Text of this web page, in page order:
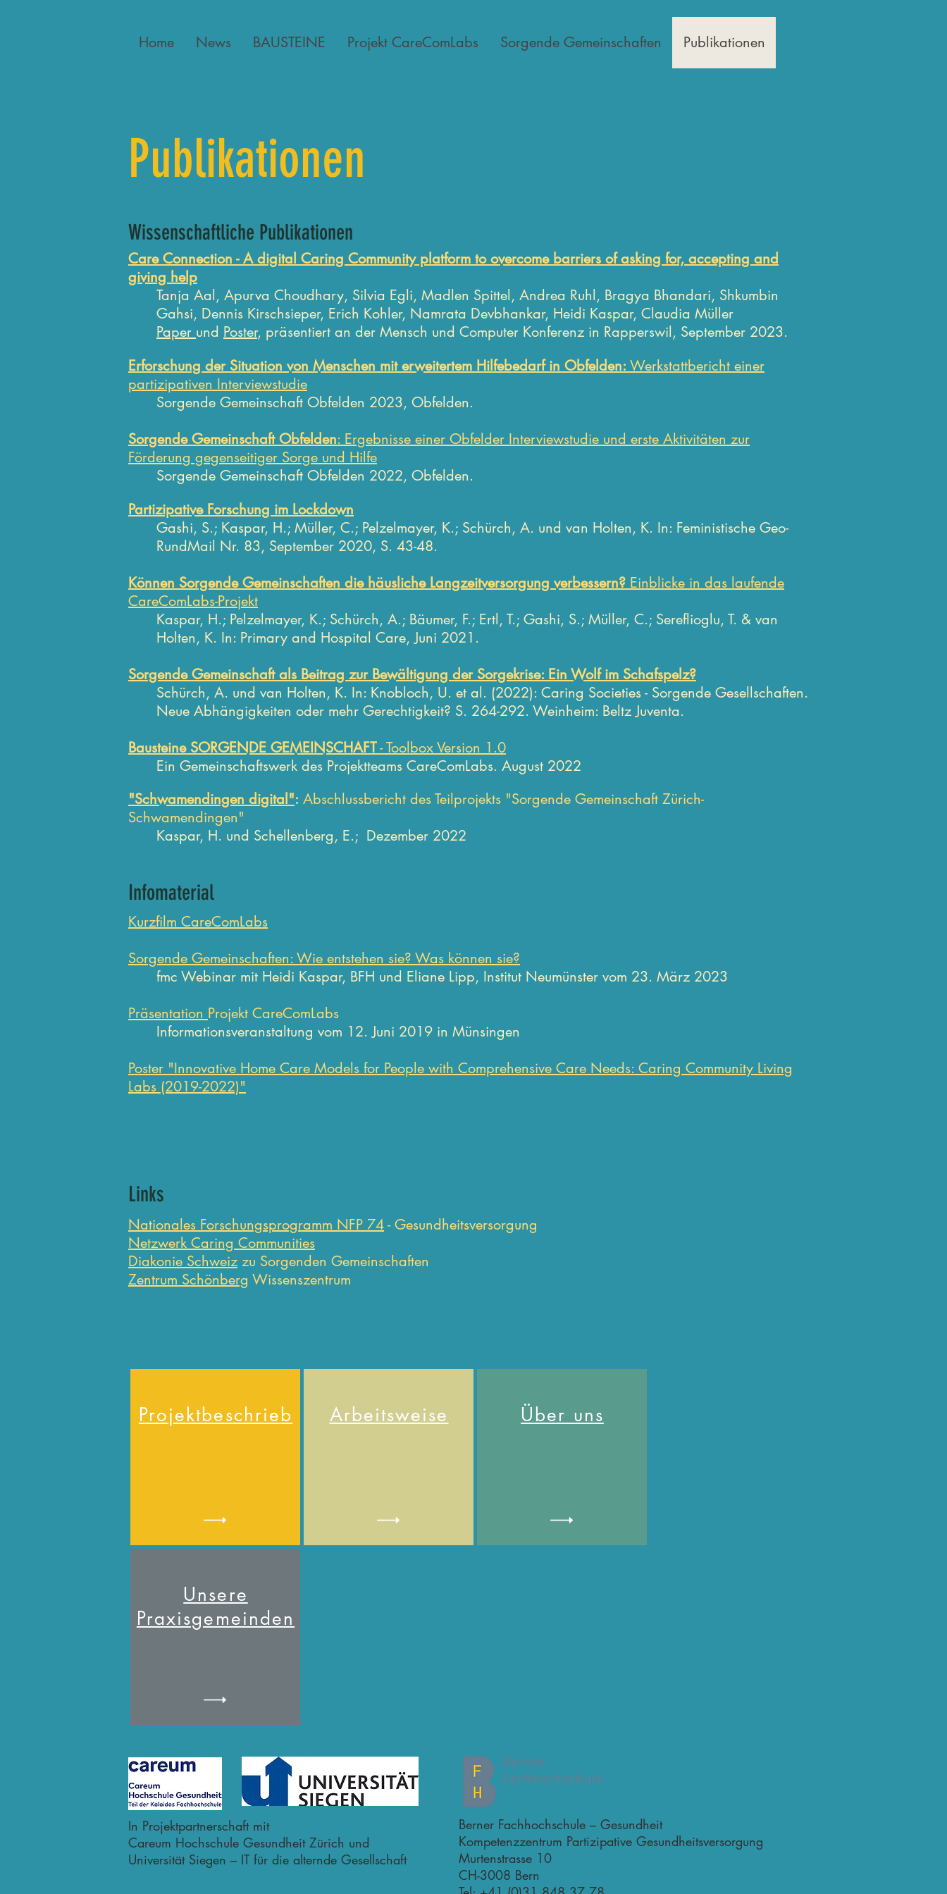
Home News BAUSTEINE Projekt CareComLabs Sorgende Gemeinschaften Publikationen
Publikationen
Wissenschaftliche Publikationen
Care Connection - A digital Caring Community platform to overcome barriers of asking for, accepting and
giving help
Tanja Aal, Apurva Choudhary, Silvia Egli, Madlen Spittel, Andrea Ruhl, Bragya Bhandari, Shkumbin
Gahsi, Dennis Kirschsieper, Erich Kohler, Namrata Devbhankar, Heidi Kaspar, Claudia Müller
Paper und Poster, präsentiert an der Mensch und Computer Konferenz in Rapperswil, September 2023.
Erforschung der Situation von Menschen mit erweitertem Hilfebedarf in Obfelden: Werkstattbericht einer
partizipativen Interviewstudie
Sorgende Gemeinschaft Obfelden 2023, Obfelden.
Sorgende Gemeinschaft Obfelden: Ergebnisse einer Obfelder Interviewstudie und erste Aktivitäten zur
Förderung gegenseitiger Sorge und Hilfe
Sorgende Gemeinschaft Obfelden 2022, Obfelden.
Partizipative Forschung im Lockdown
Gashi, S.; Kaspar, H.; Müller, C.; Pelzelmayer, K.; Schürch, A. und van Holten, K. In: Feministische Geo-
RundMail Nr. 83, September 2020, S. 43-48.
Können Sorgende Gemeinschaften die häusliche Langzeitversorgung verbessern? Einblicke in das laufende
CareComLabs-Projekt
Kaspar, H.; Pelzelmayer, K.; Schürch, A.; Bäumer, F.; Ertl, T.; Gashi, S.; Müller, C.; Sereflioglu, T. & van
Holten, K. In: Primary and Hospital Care, Juni 2021.
Sorgende Gemeinschaft als Beitrag zur Bewältigung der Sorgekrise: Ein Wolf im Schafspelz?
Schürch, A. und van Holten, K. In: Knobloch, U. et al. (2022): Caring Societies - Sorgende Gesellschaften.
Neue Abhängigkeiten oder mehr Gerechtigkeit? S. 264-292. Weinheim: Beltz Juventa.
Bausteine SORGENDE GEMEINSCHAFT- Toolbox Version 1.0
Ein Gemeinschaftswerk des Projektteams CareComLabs. August 2022
"Schwamendingen digital": Abschlussbericht des Teilprojekts "Sorgende Gemeinschaft Zürich-
Schwamendingen"
Kaspar, H. und Schellenberg, E.; Dezember 2022
Infomaterial
Kurzfilm CareComLabs
Sorgende Gemeinschaften: Wie entstehen sie? Was können sie?
fmc Webinar mit Heidi Kaspar, BFH und Eliane Lipp, Institut Neumünster vom 23. März 2023
Präsentation Projekt CareComLabs
Informationsveranstaltung vom 12. Juni 2019 in Münsingen
Poster "Innovative Home Care Models for People with Comprehensive Care Needs: Caring Community Living
Labs (2019-2022)"
Links
Nationales Forschungsprogramm NFP 74- Gesundheitsversorgung
Netzwerk Caring Communities
Diakonie Schweiz zu Sorgenden Gemeinschaften
Zentrum Schönberg Wissenszentrum
Projektbeschrieb Arbeitsweise Über uns
Unsere
Praxisgemeinden
In Projektpartnerschaft mit
Careum Hochschule Gesundheit Zürich und
Universität Siegen – IT für die alternde Gesellschaft
Berner Fachhochschule – Gesundheit
Kompetenzzentrum Partizipative Gesundheitsversorgung
Murtenstrasse 10
CH-3008 Bern